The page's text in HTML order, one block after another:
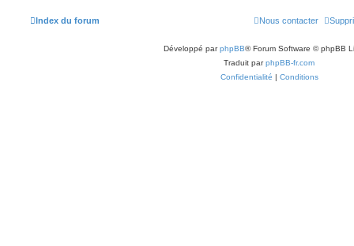
Index du forum Nous contacter
Développé parphpBB® Forum Software © phpBB
Traduit parphpBB-fr.com
Confidentialité | Conditions